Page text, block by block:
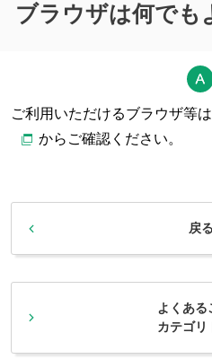
ブラウザは何でも
ご利用いただけるブラウザ等は
からご確認ください。
戻る
よくある
カテゴリ